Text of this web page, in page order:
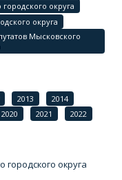
округа
округа
Мысковского
2013
2014
2020 2021
2022
округа